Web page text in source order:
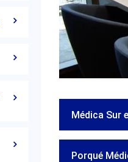
Médica Sur
Porqué